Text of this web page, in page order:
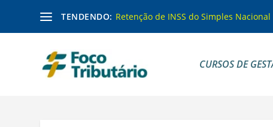
TENDENDO: Retenção de INSS do Simples Nacional
CURSOS DE